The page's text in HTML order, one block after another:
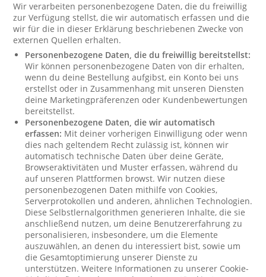
Wir verarbeiten personenbezogene Daten, die du freiwillig
zur Verfügung stellst, die wir automatisch erfassen und die
wir für die in dieser Erklärung beschriebenen Zwecke von
externen Quellen erhalten.
Personenbezogene Daten, die du freiwillig bereitstellst:
Wir können personenbezogene Daten von dir erhalten,
wenn du deine Bestellung aufgibst, ein Konto bei uns
erstellst oder in Zusammenhang mit unseren Diensten
deine Marketingpräferenzen oder Kundenbewertungen
bereitstellst.
Personenbezogene Daten, die wir automatisch
erfassen: Mit deiner vorherigen Einwilligung oder wenn
dies nach geltendem Recht zulässig ist, können wir
automatisch technische Daten über deine Geräte,
Browseraktivitäten und Muster erfassen, während du
auf unseren Plattformen browst. Wir nutzen diese
personenbezogenen Daten mithilfe von Cookies,
Serverprotokollen und anderen, ähnlichen Technologien.
Diese Selbstlernalgorithmen generieren Inhalte, die sie
anschließend nutzen, um deine Benutzererfahrung zu
personalisieren, insbesondere, um die Elemente
auszuwählen, an denen du interessiert bist, sowie um
die Gesamtoptimierung unserer Dienste zu
unterstützen. Weitere Informationen zu unserer Cookie-